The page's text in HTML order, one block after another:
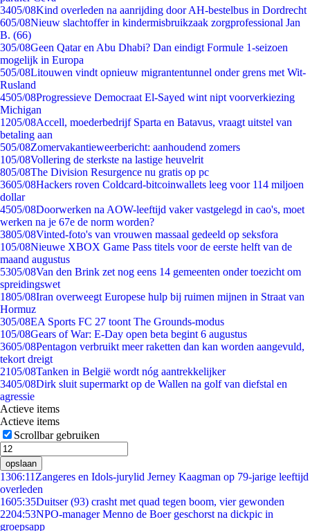
3405/08Kind overleden na aanrijding door AH-bestelbus in Dordrecht
605/08Nieuw slachtoffer in kindermisbruikzaak zorgprofessional Jan
B. (66)
305/08Geen Qatar en Abu Dhabi? Dan eindigt Formule 1-seizoen
mogelijk in Europa
505/08Litouwen vindt opnieuw migrantentunnel onder grens met Wit-
Rusland
4505/08Progressieve Democraat El-Sayed wint nipt voorverkiezing
Michigan
1205/08Accell, moederbedrijf Sparta en Batavus, vraagt uitstel van
betaling aan
505/08Zomervakantieweerbericht: aanhoudend zomers
105/08Vollering de sterkste na lastige heuvelrit
805/08The Division Resurgence nu gratis op pc
3605/08Hackers roven Coldcard-bitcoinwallets leeg voor 114 miljoen
dollar
4505/08Doorwerken na AOW-leeftijd vaker vastgelegd in cao's, moet
werken na je 67e de norm worden?
3805/08Vinted-foto's van vrouwen massaal gedeeld op seksfora
105/08Nieuwe XBOX Game Pass titels voor de eerste helft van de
maand augustus
5305/08Van den Brink zet nog eens 14 gemeenten onder toezicht om
spreidingswet
1805/08Iran overweegt Europese hulp bij ruimen mijnen in Straat van
Hormuz
305/08EA Sports FC 27 toont The Grounds-modus
105/08Gears of War: E-Day open beta begint 6 augustus
3605/08Pentagon verbruikt meer raketten dan kan worden aangevuld,
tekort dreigt
2105/08Tanken in België wordt nóg aantrekkelijker
3405/08Dirk sluit supermarkt op de Wallen na golf van diefstal en
agressie
Actieve items
Actieve items
Scrollbar gebruiken
opslaan
1306:11 Zangeres en Idols-jurylid Jerney Kaagman op 79-jarige leeftijd
overleden
1605:35Duitser (93) crasht met quad tegen boom, vier gewonden
2204:53NPO-manager Menno de Boer geschorst na dickpic in
groepsapp